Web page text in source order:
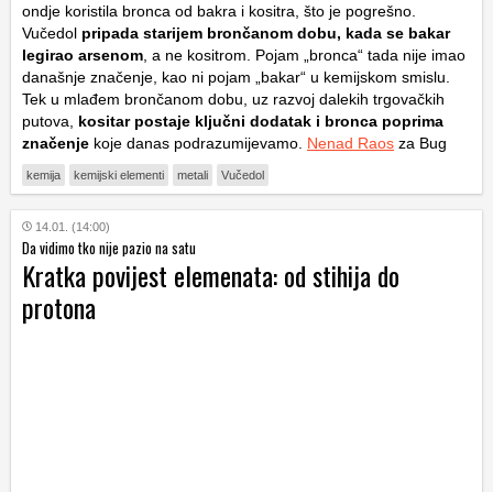
ondje koristila bronca od bakra i kositra, što je pogrešno.
Vučedol pripada starijem brončanom dobu, kada se bakar
legirao arsenom , a ne kositrom. Pojam „bronca“ tada nije imao
današnje značenje, kao ni pojam „bakar“ u kemijskom smislu.
Tek u mlađem brončanom dobu, uz razvoj dalekih trgovačkih
putova, kositar postaje ključni dodatak i bronca poprima
značenje koje danas podrazumijevamo. Nenad Raos za Bug
kemija kemijski elementi metali Vučedol
14.01. (14:00)
Da vidimo tko nije pazio na satu
Kratka povijest elemenata: od stihija do
protona